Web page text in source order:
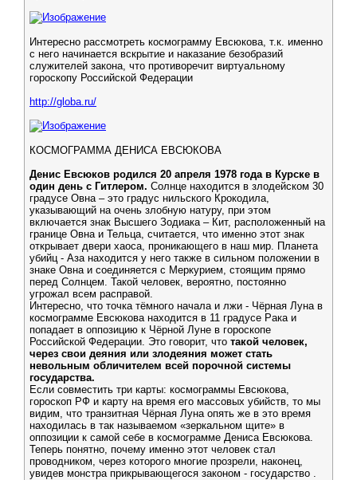
Интересно рассмотреть космограмму Евсюкова, т.к. именно
с него начинается вскрытие и наказание безобразий
служителей закона, что противоречит виртуальному
гороскопу Российской Федерации
http://globa.ru/
КОСМОГРАММА ДЕНИСА ЕВСЮКОВА
Денис Евсюков родился 20 апреля 1978 года в Курске в
один день с Гитлером. Солнце находится в злодейском 30
градусе Овна – это градус нильского Крокодила,
указывающий на очень злобную натуру, при этом
включается знак Высшего Зодиака – Кит, расположенный на
границе Овна и Тельца, считается, что именно этот знак
открывает двери хаоса, проникающего в наш мир. Планета
убийц - Аза находится у него также в сильном положении в
знаке Овна и соединяется с Меркурием, стоящим прямо
перед Солнцем. Такой человек, вероятно, постоянно
угрожал всем расправой.
Интересно, что точка тёмного начала и лжи - Чёрная Луна в
космограмме Евсюкова находится в 11 градусе Рака и
попадает в оппозицию к Чёрной Луне в гороскопе
Российской Федерации. Это говорит, что такой человек,
через свои деяния или злодеяния может стать
невольным обличителем всей порочной системы
государства.
Если совместить три карты: космограммы Евсюкова,
гороскоп РФ и карту на время его массовых убийств, то мы
видим, что транзитная Чёрная Луна опять же в это время
находилась в так называемом «зеркальном щите» в
оппозиции к самой себе в космограмме Дениса Евсюкова.
Теперь понятно, почему именно этот человек стал
проводником, через которого многие прозрели, наконец,
увидев монстра прикрывающегося законом - государство .